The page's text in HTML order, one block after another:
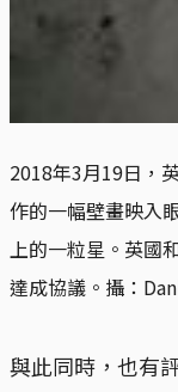
2018年3月19日，
作的一幅壁畫映入
上的一粒星。英國
達成協議。攝：
與此同時，也有